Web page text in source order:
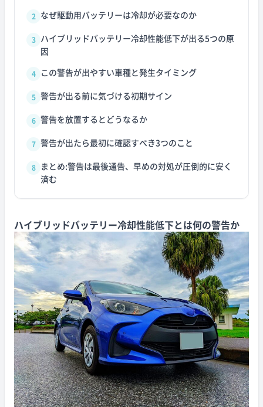
2 なぜ駆動用バッテリーは冷却が必要なのか
3 ハイブリッドバッテリー冷却性能低下が出る5つの原
因
4 この警告が出やすい車種と発生タイミング
5 警告が出る前に気づける初期サイン
6 警告を放置するとどうなるか
7 警告が出たら最初に確認すべき3つのこと
8 まとめ:警告は最後通告、早めの対処が圧倒的に安く
済む
ハイブリッドバッテリー冷却性能低下とは何の警告か